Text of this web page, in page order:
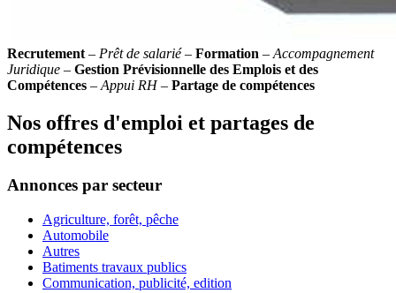
Recrutement – Prêt de salarié– Formation – Accompagnement
Juridique – Gestion Prévisionnelle des Emplois et des
Compétences – Appui RH– Partage de compétences
Nos offres d'emploi et partages de
compétences
Annonces par secteur
Agriculture, forêt, pêche
Automobile
Autres
Batiments travaux publics
Communication, publicité, edition